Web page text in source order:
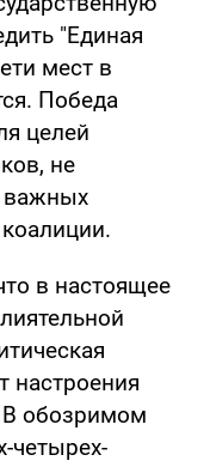
"Единая
мест в
Победа
целей
не
важных
в настоящее
настроения
В обозримом
четырех-